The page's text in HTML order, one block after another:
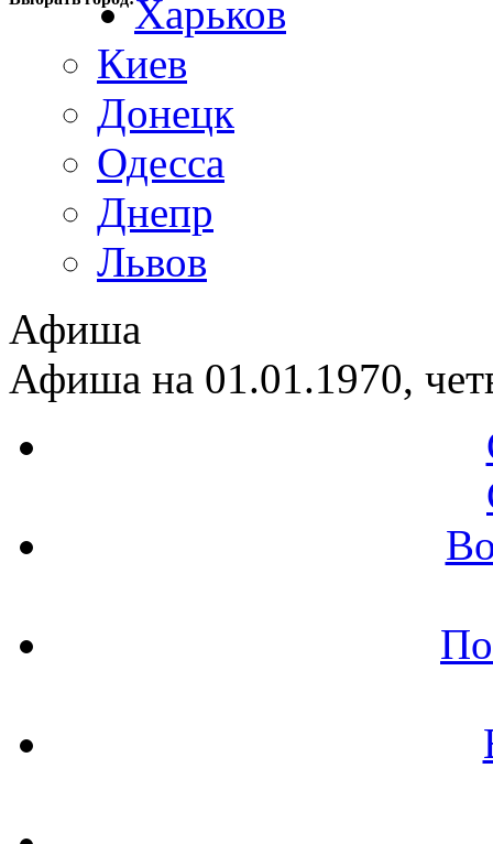
Харьков
Киев
Донецк
Одесса
Днепр
Львов
Афиша
Афиша на 01.01.1970,